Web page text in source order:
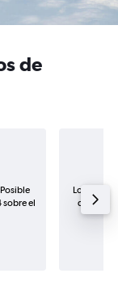
de
sobre el
Los
de